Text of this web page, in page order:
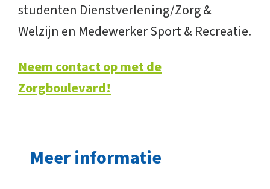
studenten Dienstverlening/Zorg &
Welzijn en Medewerker Sport & Recreatie.
Neem contact op met de
Zorgboulevard!
Meer informatie